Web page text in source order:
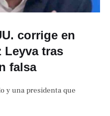
corrige en
Leyva tras
falsa
y una presidenta que